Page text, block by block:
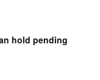
hold pending